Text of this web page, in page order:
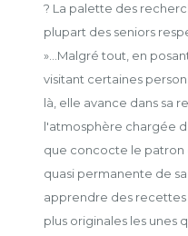
? La palette des
plupart des seniors
»...Malgré tout, en
visitant certaines
là, elle avance dans sa
l'atmosphère chargée
que concocte le patron
quasi permanente de
apprendre des recettes
plus originales les unes